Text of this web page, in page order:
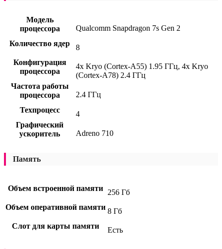
Модель
процессора
Qualcomm Snapdragon 7s Gen 2
Количество ядер
8
Конфигурация
процессора
4x Kryo (Cortex-A55) 1.95 ГГц, 4x Kryo
(Cortex-A78) 2.4 ГГц
Частота работы
процессора
2.4 ГГц
Техпроцесс
4
Графический
ускоритель
Adreno 710
Память
Объем встроенной памяти 256 Гб
Объем оперативной памяти 8 Гб
Слот для карты памяти
Есть